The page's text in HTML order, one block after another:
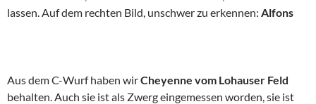
lassen. Auf dem rechten Bild, unschwer zu erkennen: Alfons
Aus dem C-Wurf haben wirCheyenne vom Lohauser Feld
behalten. Auch sie ist als Zwerg eingemessen worden, sie ist